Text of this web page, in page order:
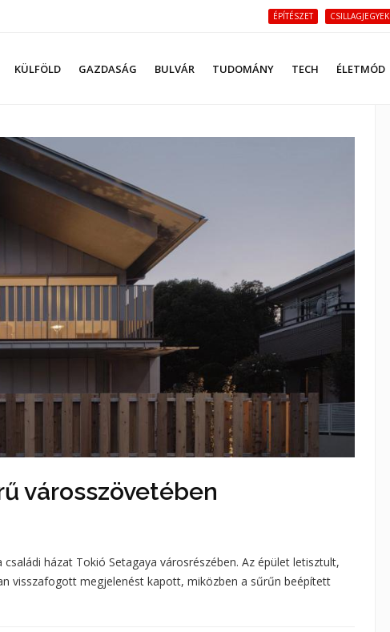
ÉPÍTÉSZET CSILLAGJEGYEK
KÜLFÖLD GAZDASÁG BULVÁR TUDOMÁNY TECH ÉLETMÓD
városszövetében
házat Tokió Setagaya városrészében. Az épület letisztult,
visszafogott megjelenést kapott, miközben a sűrűn beépített